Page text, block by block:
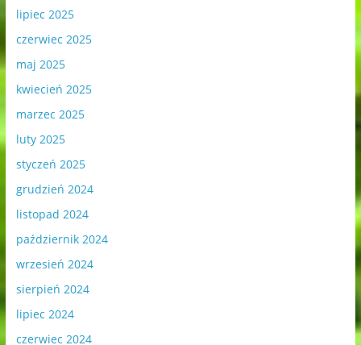
lipiec 2025
czerwiec 2025
maj 2025
kwiecień 2025
marzec 2025
luty 2025
styczeń 2025
grudzień 2024
listopad 2024
październik 2024
wrzesień 2024
sierpień 2024
lipiec 2024
czerwiec 2024